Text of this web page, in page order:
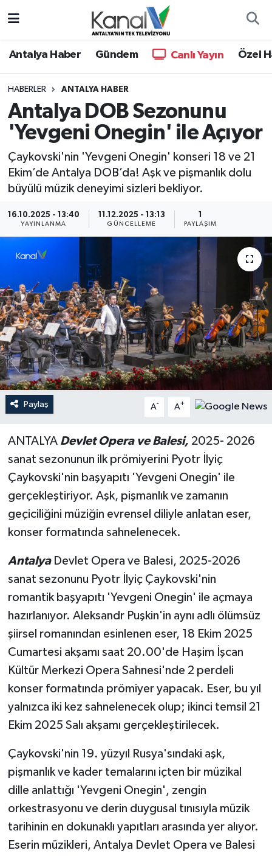
Antalya Haber Gündem Canlı Yayın Özel
HABERLER ANTALYA HABER
Antalya DOB Sezonunu
'Yevgeni Onegin' ile Açıyor
Çaykovski'nin 'Yevgeni Onegin' konseri 18 ve 21
Ekim’de Antalya DOB’da! Aşk ve pişmanlık dolu
büyülü müzik deneyimi sizleri bekliyor.
16.10.2025 - 13:40
YAYINLANMA
11.12.2025 - 13:13
GÜNCELLEME
1
PAYLAŞIM
Paylaş A- A+
ANTALYA Devlet Opera ve Balesi, 2025- 2026
sanat sezonunun ilk prömiyerini Pyotr İlyiç
Çaykovski'nin başyapıtı 'Yevgeni Onegin' ile
gerçekleştiriyor. Aşk, pişmanlık ve zamanın
geçiciliğini müziğin evrensel diliyle anlatan eser,
konser formatında sahnelenecek.
AntalyaDevlet Opera ve Balesi, 2025-2026
sanat sezonunu Pyotr İlyiç Çaykovski'nin
romantik başyapıtı 'Yevgeni Onegin' ile açmaya
hazırlanıyor. Aleksandr Puşkin'in aynı adlı ölümsüz
şiirsel romanından esinlenen eser, 18 Ekim 2025
Cumartesi akşamı saat 20.00'de Haşim İşcan
Kültür Merkezi Opera Sahnesi'nde 2 perdeli
konser formatında prömiyer yapacak. Eser, bu yıl
yalnızca iki kez sahnelenecek olup; ikinci temsil 21
Ekim 2025 Salı akşamı gerçekleştirilecek.
Çaykovski'nin 19. yüzyıl Rusya'sındaki aşk,
pişmanlık ve kader temalarını içten bir müzikal
dille anlattığı 'Yevgeni Onegin', zengin
orkestrasyonu ve derin duygusal tınısıyla müzik
tarihinin en dokunaklı yapıtları arasında yer alıyor.
Eserin müzikleri, Antalya Devlet Opera ve Balesi
Antalya Haber
Dünya
Eğitim
Ekonomi
Haber Kuşakları
Haberler
KANALV Spor
Kültür Sanat
Magazin
Siyaset
Sosyal medya
Teknoloji
Televizyon
Turizm
Yaşam
Hava Durumu
Trafik Durumu
Süper Lig Puan Durumu ve Fikstür
Tüm Manşetler